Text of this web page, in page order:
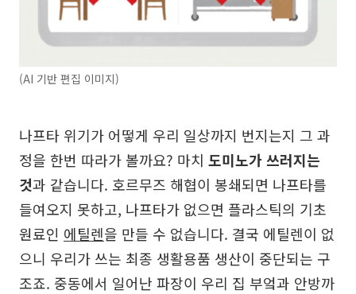
(AI 기반 편집 이미지)
나프타 위기가 어떻게 우리 일상까지 번지는지 그 과
정을 한번 따라가 볼까요? 마치 도미노가 쓰러지는
것과 같습니다. 호르무즈 해협이 봉쇄되면 나프타를
들여오지 못하고, 나프타가 없으면 플라스틱의 기초
원료인 에틸렌을 만들 수 없습니다. 결국 에틸렌이 없
으니 우리가 쓰는 최종 생활용품 생산이 중단되는 구
조죠. 중동에서 일어난 파장이 우리 집 부엌과 안방까